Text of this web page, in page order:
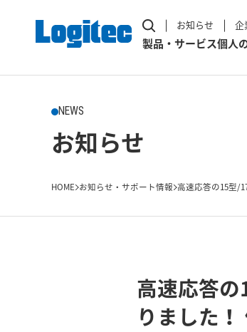
お知らせ 企
製品・サービス個人
NEWS
お知らせ
HOME お知らせ・サポート情報 高速応答の15型/
高速応答
りました